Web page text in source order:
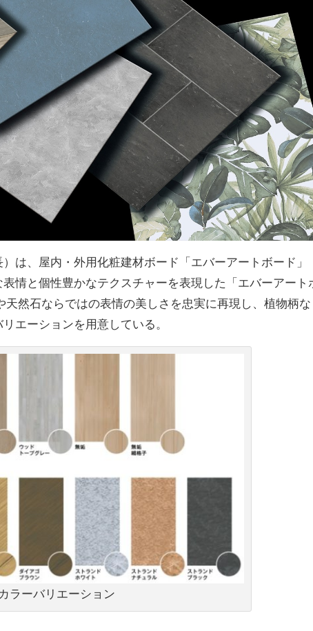
は、屋内・外⽤化粧建材ボード「エバーアートボード」
情と個性豊かなテクスチャーを表現した「エバーアート
然⽯ならではの表情の美しさを忠実に再現し、植物柄な
エーションを用意している。
ラーバリエーション